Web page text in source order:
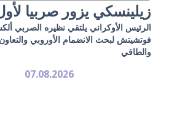
زيلينسكي يزور صربيا
الرئيس الأوكراني يلتقي نظيره الصربي
فوتشيتش لبحث الانضمام الأوروبي
والطاقي
07.08.2026